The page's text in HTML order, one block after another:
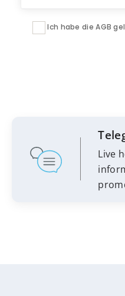
Ich habe die AGB
Live